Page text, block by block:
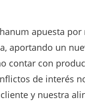
apuesta
aportando un
contar con
de interés
y nuestra